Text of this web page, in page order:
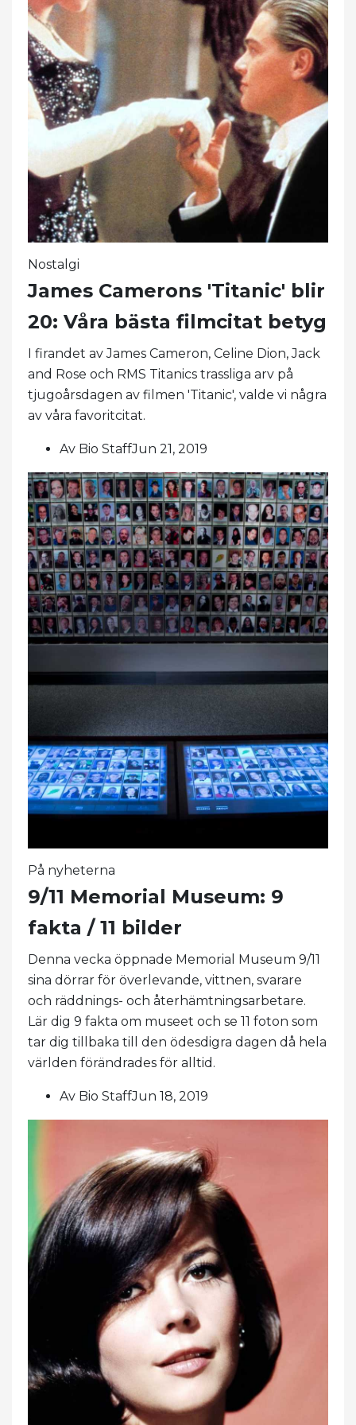
Nostalgi
James Camerons 'Titanic' blir
20: Våra bästa filmcitat betyg
I firandet av James Cameron, Celine Dion, Jack
and Rose och RMS Titanics trassliga arv på
tjugoårsdagen av filmen 'Titanic', valde vi några
av våra favoritcitat.
Av Bio StaffJun 21, 2019
På nyheterna
9/11 Memorial Museum: 9
fakta / 11 bilder
Denna vecka öppnade Memorial Museum 9/11
sina dörrar för överlevande, vittnen, svarare
och räddnings- och återhämtningsarbetare.
Lär dig 9 fakta om museet och se 11 foton som
tar dig tillbaka till den ödesdigra dagen då hela
världen förändrades för alltid.
Av Bio StaffJun 18, 2019